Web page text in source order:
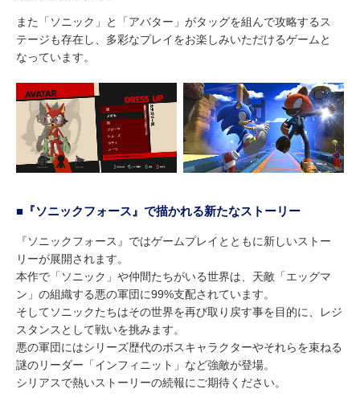
また「ソニック」と「アバター」がタッグを組んで攻略するス
テージも存在し、多彩なプレイをお楽しみいただけるゲームと
なっています。
■『ソニックフォース』で描かれる新たなストーリー
『ソニックフォース』ではゲームプレイとともに新しいストー
リーが展開されます。
本作で「ソニック」や仲間たちがいる世界は、天敵「エッグマ
ン」の組織する悪の軍団に99%支配されています。
そしてソニックたちはその世界を再び取り戻す事を目的に、レジ
スタンスとして戦いを挑みます。
悪の軍団にはシリーズ歴代のボスキャラクターやそれらを束ねる
謎のリーダー「インフィニット」など強敵が登場。
シリアスで熱いストーリーの続報にご期待ください。